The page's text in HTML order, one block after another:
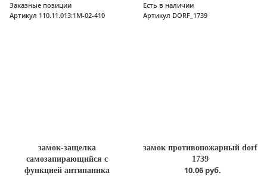
Заказные позиции
Артикул 110.11.013:1M-02-410
замок-защелка
самозапирающийся с
функцией антипаника
Есть в наличии
Артикул DORF_1739
замок противопожарный dorf
1739
10.06 руб.